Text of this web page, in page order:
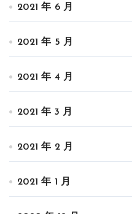
2021 年 6 月
2021 年 5 月
2021 年 4 月
2021 年 3 月
2021 年 2 月
2021 年 1 月